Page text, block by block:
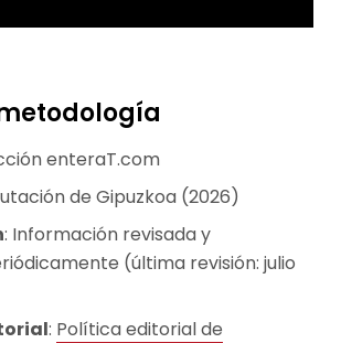
enteraT.com
de Gipuzkoa (2026)
: Información revisada y
(última revisión: julio
: Política editorial de